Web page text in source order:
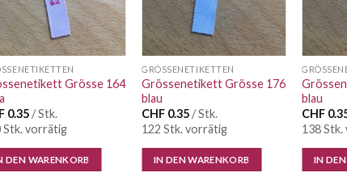
Grösse 164
0.35/ Stk.
Stk. vorrätig
DEN WARENKORB
GRÖSSENETIKETTEN
Grössenetikett Grösse 176
blau
CHF 0.35/ Stk.
122 Stk. vorrätig
IN DEN WARENKORB
blau
CHF
138
IN